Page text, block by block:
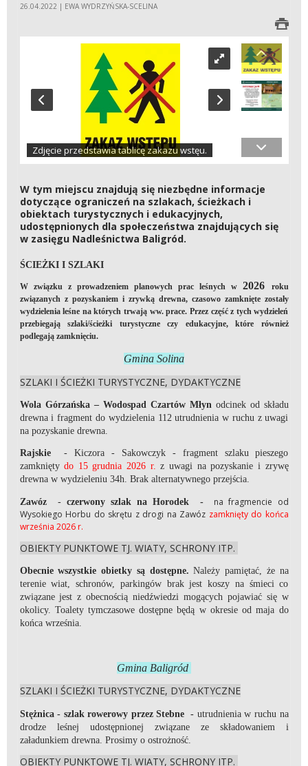
26.04.2022 | EWA WYDRZYŃSKA-SCELINA
Zdjęcie przedstawia tablicę zakazu wstęu.
W tym miejscu znajdują się niezbędne informacje
dotyczące ograniczeń na szlakach, ścieżkach i
obiektach turystycznych i edukacyjnych,
udostępnionych dla społeczeństwa znajdujących się
w zasięgu Nadleśnictwa Baligród.
ŚCIEŻKI I SZLAKI
W związku z prowadzeniem planowych prac leśnych w2026
roku
związanych z pozyskaniem i zrywką drewna, czasowo zamknięte zostały
wydzielenia leśne na których trwają ww. prace. Przez część z tych wydzieleń
przebiegają szlaki/ścieżki turystyczne czy edukacyjne, które również
podlegają zamknięciu.
Gmina Solina
SZLAKI I ŚCIEŻKI TURYSTYCZNE, DYDAKTYCZNE
Wola Górzańska – Wodospad Czartów Młynodcinek od składu
drewna i fragment do wydzielenia 112 utrudnienia w ruchu z uwagi
na pozyskanie drewna.
Rajskie- Kiczora - Sakowczyk - fragment szlaku pieszego
zamkniętydo 15 grudnia 2026 r.z uwagi na pozyskanie i zrywę
drewna w wydzieleniu 34h. Brak alternatywnego przejścia.
Zawóz - czerwony szlak na Horodek -
na fragmencie od
Wysokiego Horbu do skrętu z drogi na Zawóz zamknięty do końca
września 2026 r.
OBIEKTY PUNKTOWE TJ. WIATY, SCHRONY ITP.
Obecnie wszystkie obietky są dostępne.Należy pamiętać, że na
terenie wiat, schronów, parkingów brak jest koszy na śmieci co
związane jest z obecnością niedźwiedzi mogących pojawiać się w
okolicy. Toalety tymczasowe dostępne będą w okresie od maja do
końca września.
Gmina Baligród
SZLAKI I ŚCIEŻKI TURYSTYCZNE, DYDAKTYCZNE
Stężnica - szlak rowerowy przez Stebne - utrudnienia w ruchu na
drodze leśnej udostępnionej związane ze składowaniem i
załadunkiem drewna. Prosimy o ostrożność.
OBIEKTY PUNKTOWE TJ. WIATY, SCHRONY ITP.